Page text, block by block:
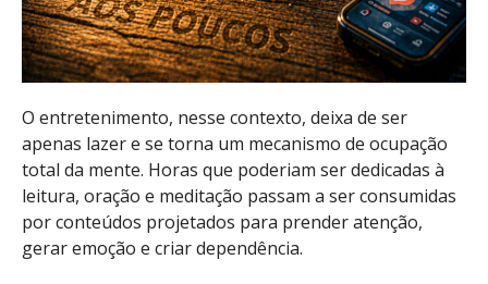
O entretenimento, nesse contexto, deixa de ser
apenas lazer e se torna um mecanismo de ocupação
total da mente. Horas que poderiam ser dedicadas à
leitura, oração e meditação passam a ser consumidas
por conteúdos projetados para prender atenção,
gerar emoção e criar dependência.